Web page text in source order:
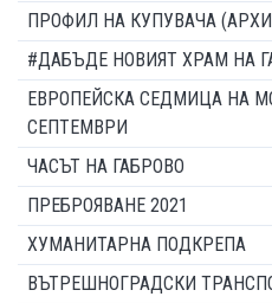
ПРОФИЛ НА КУПУВАЧА
#ДАБЪДЕ НОВИЯТ ХРАМ НА
ЕВРОПЕЙСКА СЕДМИЦА НА
СЕПТЕМВРИ
ЧАСЪТ НА ГАБРОВО
ПРЕБРОЯВАНЕ 2021
ХУМАНИТАРНА ПОДКРЕПА
ВЪТРЕШНОГРАДСКИ